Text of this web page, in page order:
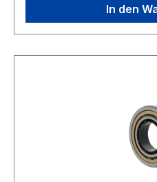
geteilter InnenringIn den